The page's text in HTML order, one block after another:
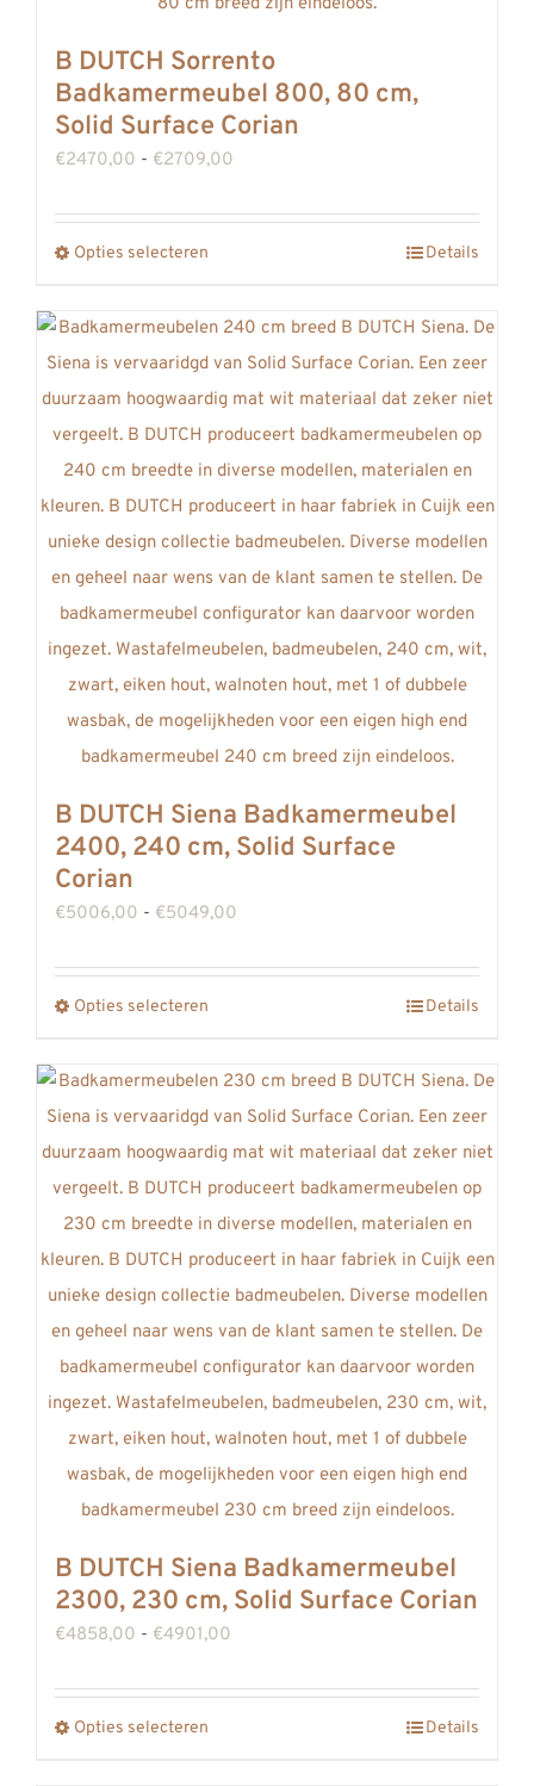
B DUTCH Sorrento
Badkamermeubel 800, 80 cm,
Solid Surface Corian
€2470,00 - €2709,00
tot
Opties selecteren
heeft
meerdere
variaties.
Deze
optie
kan
gekozen
worden
op
de
productpagina
Details
B DUTCH Siena Badkamermeubel
2400, 240 cm, Solid Surface
Corian
€5006,00 - €5049,00
tot
Opties selecteren
heeft
meerdere
variaties.
Deze
optie
kan
gekozen
worden
op
de
productpagina
Details
B DUTCH Siena Badkamermeubel
2300, 230 cm, Solid Surface Corian
€4858,00 - €4901,00
tot
Opties selecteren Details